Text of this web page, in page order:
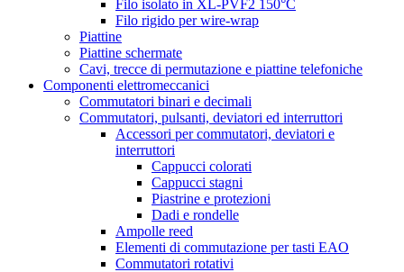
Filo isolato in XL-PVF2 150°C
Filo rigido per wire-wrap
Piattine
Piattine schermate
Cavi, trecce di permutazione e piattine telefoniche
Componenti elettromeccanici
Commutatori binari e decimali
Commutatori, pulsanti, deviatori ed interruttori
Accessori per commutatori, deviatori e
interruttori
Cappucci colorati
Cappucci stagni
Piastrine e protezioni
Dadi e rondelle
Ampolle reed
Elementi di commutazione per tasti EAO
Commutatori rotativi